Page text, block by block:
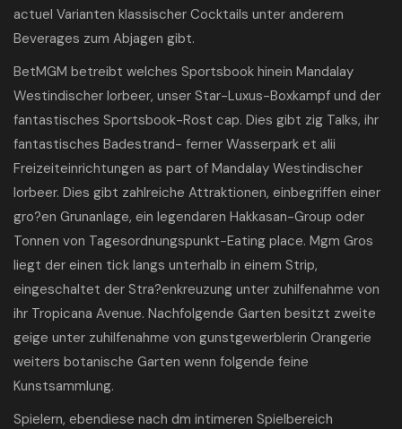
actuel Varianten klassischer Cocktails unter anderem
Beverages zum Abjagen gibt.
BetMGM betreibt welches Sportsbook hinein Mandalay
Westindischer lorbeer, unser Star-Luxus-Boxkampf und der
fantastisches Sportsbook-Rost cap. Dies gibt zig Talks, ihr
fantastisches Badestrand- ferner Wasserpark et alii
Freizeiteinrichtungen as part of Mandalay Westindischer
lorbeer. Dies gibt zahlreiche Attraktionen, einbegriffen einer
gro?en Grunanlage, ein legendaren Hakkasan-Group oder
Tonnen von Tagesordnungspunkt-Eating place. Mgm Gros
liegt der einen tick langs unterhalb in einem Strip,
eingeschaltet der Stra?enkreuzung unter zuhilfenahme von
ihr Tropicana Avenue. Nachfolgende Garten besitzt zweite
geige unter zuhilfenahme von gunstgewerblerin Orangerie
weiters botanische Garten wenn folgende feine
Kunstsammlung.
Spielern, ebendiese nach dm intimeren Spielbereich